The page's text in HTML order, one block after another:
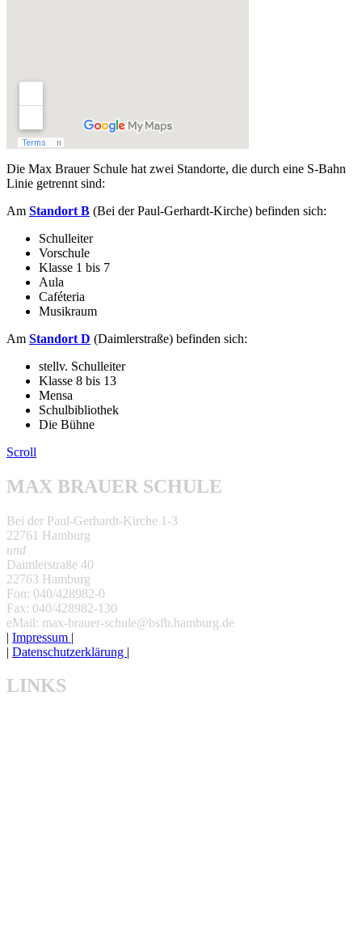
Die Max Brauer Schule hat zwei Standorte, die durch eine S‑Bahn
Linie getrennt sind:
Am Standort B (Bei der Paul-Gerhardt-Kirche) befin­den sich:
Schulleiter
Vorschule
Klasse 1 bis 7
Aula
Caféteria
Musikraum
Am Standort D (Daimlerstraße) befin­den sich:
stellv. Schulleiter
Klasse 8 bis 13
Mensa
Schulbibliothek
Die Bühne
Scroll
MAX BRAUER SCHULE
Bei der Paul-Gerhardt-Kirche 1-3
22761 Hamburg
und
Daimlerstraße 40
22763 Hamburg
Fon: 040/428982-0
Fax: 040/428982-130
eMail: max-brauer-schule@bsfb.hamburg.de
| Impressum |
| Datenschutzerklärung |
LINKS